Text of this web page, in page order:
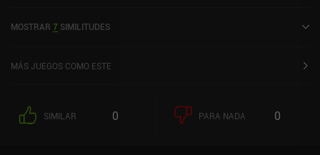
sobre 5,0 en Google Play y de 4,3 sobre 5,0 en la App Store de iOS.
MOSTRAR 7 SIMILITUDES
MÁS JUEGOS COMO ESTE
SIMILAR 0 PARA NADA 0